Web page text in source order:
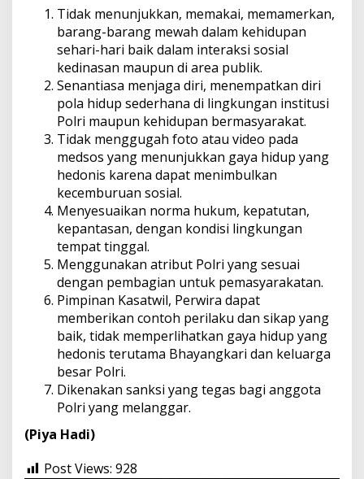
Tidak menunjukkan, memakai, memamerkan,
barang-barang mewah dalam kehidupan
sehari-hari baik dalam interaksi sosial
kedinasan maupun di area publik.
Senantiasa menjaga diri, menempatkan diri
pola hidup sederhana di lingkungan institusi
Polri maupun kehidupan bermasyarakat.
Tidak menggugah foto atau video pada
medsos yang menunjukkan gaya hidup yang
hedonis karena dapat menimbulkan
kecemburuan sosial.
Menyesuaikan norma hukum, kepatutan,
kepantasan, dengan kondisi lingkungan
tempat tinggal.
Menggunakan atribut Polri yang sesuai
dengan pembagian untuk pemasyarakatan.
Pimpinan Kasatwil, Perwira dapat
memberikan contoh perilaku dan sikap yang
baik, tidak memperlihatkan gaya hidup yang
hedonis terutama Bhayangkari dan keluarga
besar Polri.
Dikenakan sanksi yang tegas bagi anggota
Polri yang melanggar.
(Piya Hadi)
Post Views: 928